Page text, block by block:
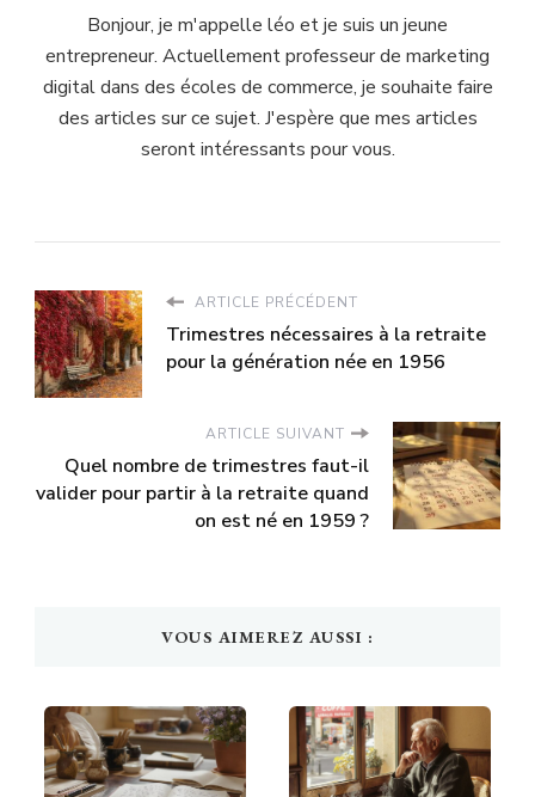
Bonjour, je m'appelle léo et je suis un jeune
entrepreneur. Actuellement professeur de marketing
digital dans des écoles de commerce, je souhaite faire
des articles sur ce sujet. J'espère que mes articles
seront intéressants pour vous.
ARTICLE PRÉCÉDENT
Trimestres nécessaires à la retraite
pour la génération née en 1956
ARTICLE SUIVANT
Quel nombre de trimestres faut-il
valider pour partir à la retraite quand
on est né en 1959 ?
VOUS AIMEREZ AUSSI :